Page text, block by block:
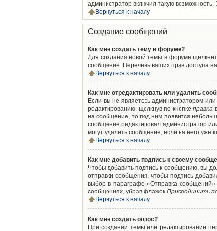
администратор включил такую
Вернуться к началу
Создание сообщений
Как мне создать тему в форуме?
Для создания новой темы в форуме
сообщение. Перечень ваших прав доступа
Вернуться к началу
Как мне отредактировать или удалить
Если вы не являетесь администратором
редактированию, щелкнув по кнопкеправка
на сообщение, то под ним появится
сообщение редактировал администратор
могут удалить сообщение, если на него уже
Вернуться к началу
Как мне добавить подпись к своему
Чтобы добавить подпись к сообщению, вы
отправки сообщения, чтобы подпись
выбор в параграфе «Отправка
сообщениях, убрав флажок Присоединить
Вернуться к началу
Как мне создать опрос?
При создании темы или редактировании